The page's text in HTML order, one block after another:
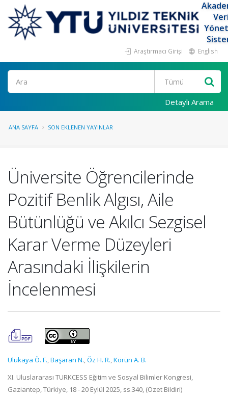
Araştırmacı Girişi English
Ara
Detaylı Arama
ANA SAYFA SON EKLENEN YAYINLAR
Üniversite Öğrencilerinde
Pozitif Benlik Algısı, Aile
Bütünlüğü ve Akılcı Sezgisel
Karar Verme Düzeyleri
Arasındaki İlişkilerin
İncelenmesi
Ulukaya Ö. F.,Başaran N.,Öz H. R.,Körün A. B.
XI. Uluslararası TURKCESS Eğitim ve Sosyal Bilimler Kongresi,
Gaziantep, Türkiye, 18 - 20 Eylül 2025, ss.340, (Özet Bildiri)